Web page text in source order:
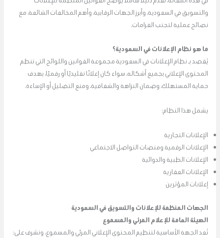
والتسويق في السعودية، وأبرز الجهات الرقابية، وأهم المخالفات الشائعة، مع
نصائح عملية لتجنب الغرامات.
ما هو نظام الإعلانات في السعودية؟
يُقصد بـ نظام الإعلانات في السعودية مجموعة القوانين واللوائح التي تنظم
المحتوى الإعلاني بجميع أشكاله، سواء كان إعلانًا تقليديًا أو رقميًا، بهدف
حماية المستهلك، وضمان النزاهة والشفافية، ومنع التضليل أو الإساءة.
يشمل هذا النظام:
الإعلانات التجارية
الإعلانات الرقمية ومنصات التواصل الاجتماعي
الإعلانات الطبية والدوائية
الإعلانات العقارية
إعلانات المؤثرين
الجهات المنظمة للإعلانات والتسويق في السعودية
الهيئة العامة للإعلام المرئي والمسموع
تُعد الجهة الأساسية لتنظيم المحتوى الإعلاني المرئي والمسموع، وتشرف على: